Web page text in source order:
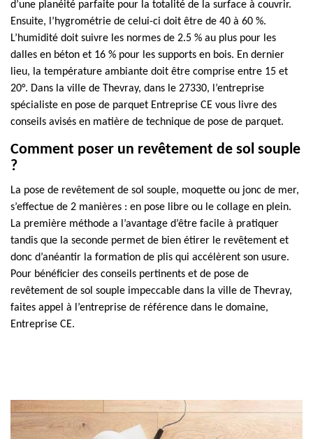
d’une planéité parfaite pour la totalité de la surface à couvrir.
Ensuite, l’hygrométrie de celui-ci doit être de 40 à 60 %.
L’humidité doit suivre les normes de 2.5 % au plus pour les
dalles en béton et 16 % pour les supports en bois. En dernier
lieu, la température ambiante doit être comprise entre 15 et
20°. Dans la ville de Thevray, dans le 27330, l’entreprise
spécialiste en pose de parquet Entreprise CE vous livre des
conseils avisés en matière de technique de pose de parquet.
Comment poser un revêtement de sol souple
?
La pose de revêtement de sol souple, moquette ou jonc de mer,
s’effectue de 2 manières : en pose libre ou le collage en plein.
La première méthode a l’avantage d’être facile à pratiquer
tandis que la seconde permet de bien étirer le revêtement et
donc d’anéantir la formation de plis qui accélèrent son usure.
Pour bénéficier des conseils pertinents et de pose de
revêtement de sol souple impeccable dans la ville de Thevray,
faites appel à l’entreprise de référence dans le domaine,
Entreprise CE.